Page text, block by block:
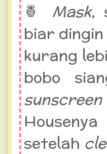
🍍 Mask,
biar
kurang
bobo
sunscreen
setelah